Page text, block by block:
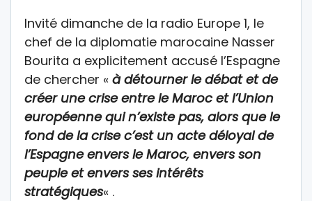
Invité dimanche de la radio Europe 1, le
chef de la diplomatie marocaine Nasser
Bourita a explicitement accusé l’Espagne
de chercher « à détourner le débat et de
créer une crise entre le Maroc et l’Union
européenne qui n’existe pas, alors que le
fond de la crise c’est un acte déloyal de
l’Espagne envers le Maroc, envers son
peuple et envers ses intérêts
stratégiques« .